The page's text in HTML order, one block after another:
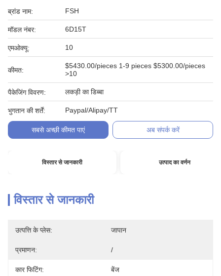
ब्रांड नाम: FSH
मॉडल नंबर: 6D15T
एमओक्यू: 10
कीमत:
$5430.00/pieces 1-9 pieces $5300.00/pieces
>10
पैकेजिंग विवरण: लकड़ी का डिब्बा
भुगतान की शर्तें: Paypal/Alipay/TT
सबसे अच्छी कीमत पाएं अब संपर्क करें
विस्तार से जानकारी उत्पाद का वर्णन
विस्तार से जानकारी
उत्पत्ति के प्लेस: जापान
प्रमाणन: /
कार फिटिंग: बेंज